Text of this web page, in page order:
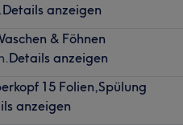
Details anzeigen
& Föhnen
Details anzeigen
15 Folien,Spülung
anzeigen